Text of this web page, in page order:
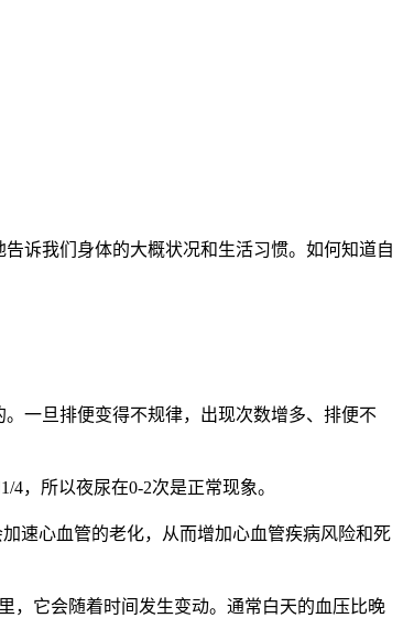
我们身体的大概状况和生活习惯。如何知道自
一旦排便变得不规律，出现次数增多、排便不
，所以夜尿在0-2次是正常现象。
速心血管的老化，从而增加心血管疾病风险和死
，它会随着时间发生变动。通常白天的血压比晚